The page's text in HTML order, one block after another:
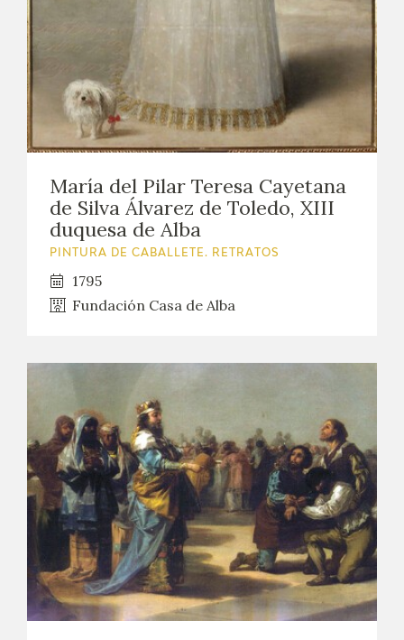
María del Pilar Teresa Cayetana
de Silva Álvarez de Toledo, XIII
duquesa de Alba
PINTURA DE CABALLETE. RETRATOS
1795
Fundación Casa de Alba